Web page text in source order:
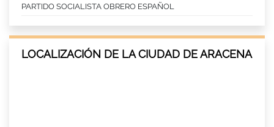
PARTIDO SOCIALISTA OBRERO ESPAÑOL
LOCALIZACIÓN DE LA CIUDAD DE ARACENA